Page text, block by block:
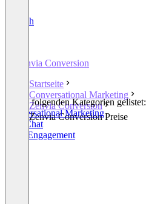
English
Zenvia Conversion
Startseite
Conversational Marketing
Zenvia Conversion
Zenvia Conversion Preise
In den folgenden Kategorien gelistet:
Conversational Marketing
Live Chat
Sales Engagement